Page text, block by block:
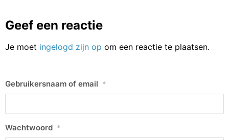
Geef een reactie
Je moet ingelogd zijn op om een reactie te plaatsen.
Gebruikersnaam of email *
Wachtwoord *